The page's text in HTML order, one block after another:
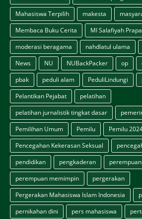
Mahasiswa Terpilih
makesta
Membaca Buku Cerita
MI Salafiyah
moderasi beragama
nahdlatul ulama
News
NU NUBackPacker op
pbak
peduli alam PeduliLindungi
Pelantikan Pejabat
pelatihan
pelatihan jurnalistik tingkat dasar
Pemilihan Umum
Pemilu Pemilu
Pencegahan Kekerasan Seksual
pendidikan
pengkaderan
perempuan memimpin
pergerakan
Pergerakan Mahasiswa Islam Indonesia
pernikahan dini
pers mahasiswa